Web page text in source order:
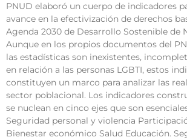
PNUD elaboró un cuerpo de indicadores
avance en la efectivización de derechos
Agenda 2030 de Desarrollo Sostenible de
Aunque en los propios documentos del
las estadísticas son inexistentes,
en relación a las personas LGBTI, estos
constituyen un marco para analizar las
sector poblacional. Los indicadores
se nuclean en cinco ejes que son
Seguridad personal y violencia
Bienestar económico Salud Educación.